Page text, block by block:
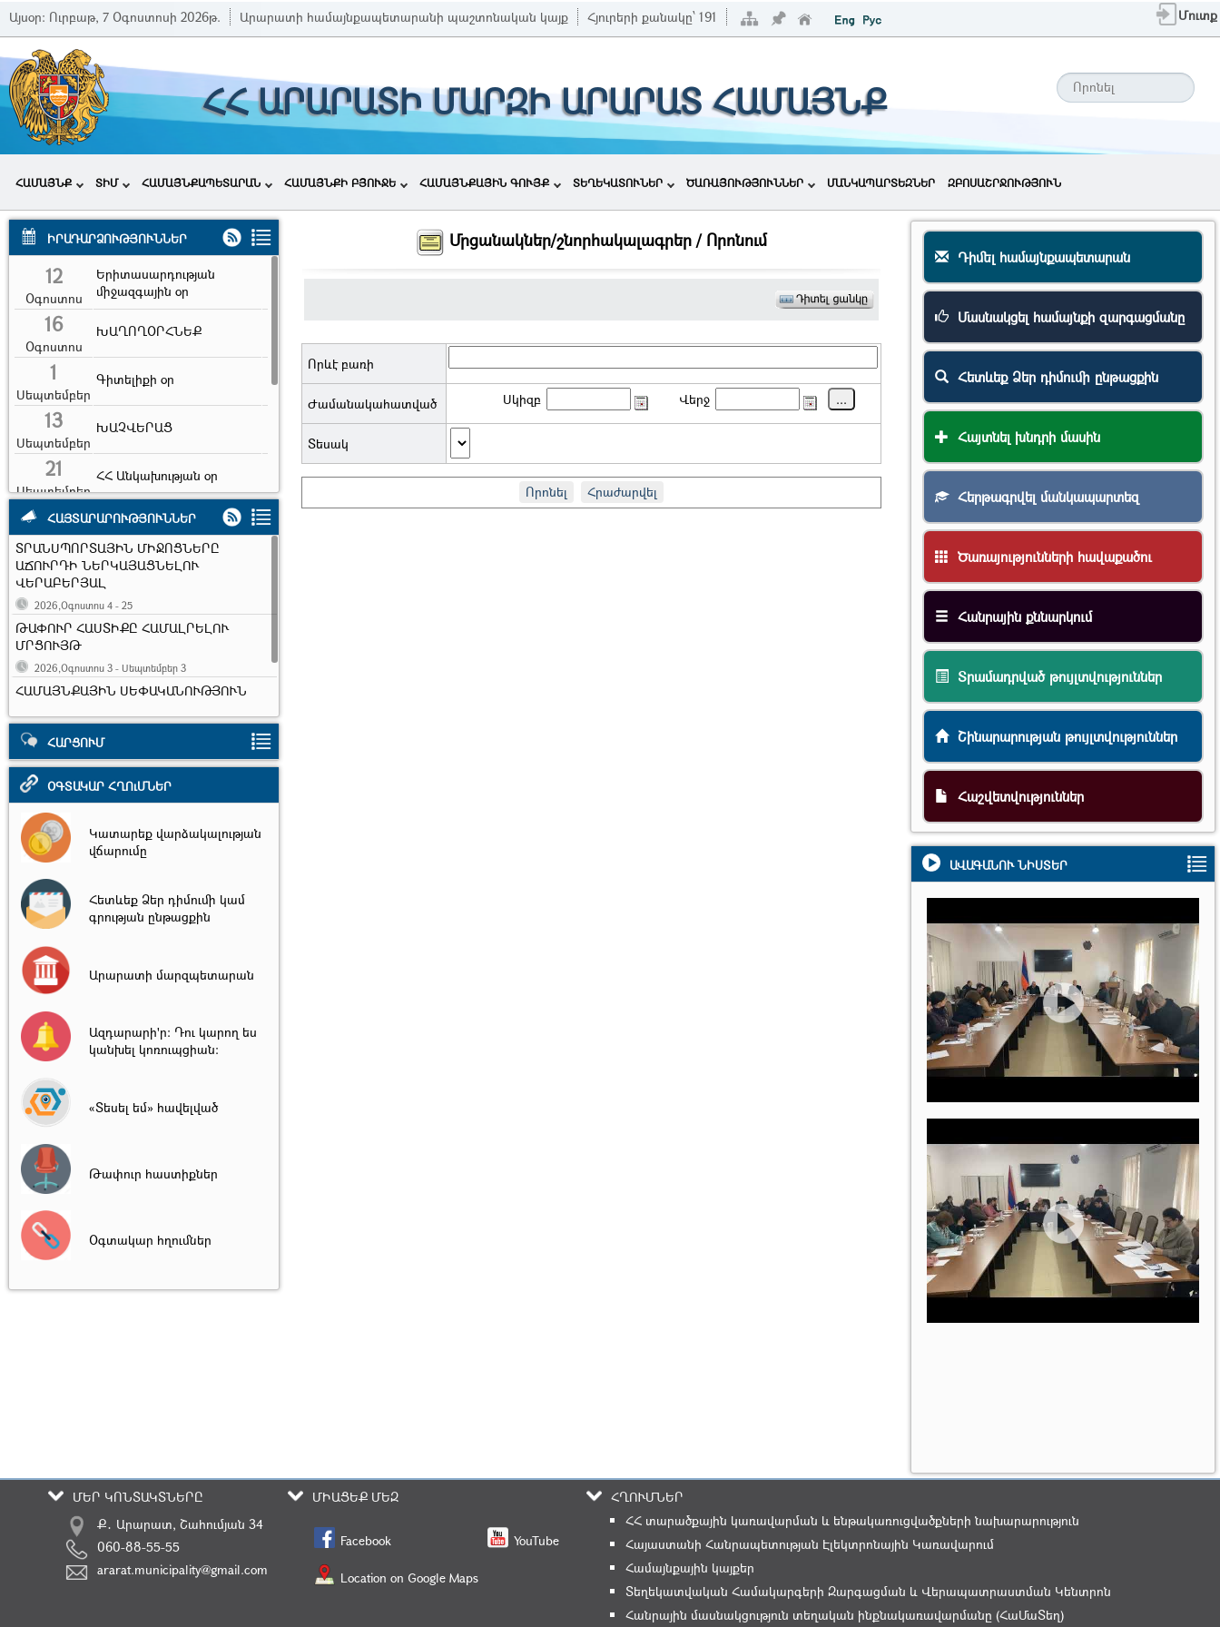
Այսօր: Ուրբաթ, 7 Օգոստոսի 2026թ. Արարատի համայնքապետարանի պաշտոնական կայք Հյուրերի քանակը՝ 191 Մուտք
ՀՀ ԱՐԱՐԱՏԻ ՄԱՐԶԻ ԱՐԱՐԱՏ ՀԱՄԱՅՆՔ
ՀԱՄԱՅՆՔ ՏԻՄ ՀԱՄԱՅՆՔԱՊԵՏԱՐԱՆ ՀԱՄԱՅՆՔԻ ԲՅՈՒՋԵ ՀԱՄԱՅՆՔԱՅԻՆ ԳՈՒՅՔ ՏԵՂԵԿԱՏՈՒՆԵՐ ԾԱՌԱՅՈՒԹՅՈՒՆՆԵՐ ՄԱՆԿԱՊԱՐՏԵԶՆԵՐ ԶԲՈՍԱՇՐՋՈՒԹՅՈՒՆ
ԻՐԱԴԱՐՁՈՒԹՅՈՒՆՆԵՐ
12
Օգոստոս
Երիտասարդության
միջազգային օր
16
Օգոստոս
ԽԱՂՈՂՕՐՀՆԵՔ
1
Սեպտեմբեր
Գիտելիքի օր
13
Սեպտեմբեր
ԽԱՉՎԵՐԱՑ
21
Սեպտեմբեր
ՀՀ Անկախության օր
5
Հոկտեմբեր
Ուսուցչի օր
22
Հոկտեմբեր
Արարատ քաղաքի
հիմնադրման օր
10
Նոյեմբեր
Տեղական
ինքնակառավարման
17
Նոյեմբեր
Ուսանողների միջազգային
օր
7
Դեկտեմբեր
Երկրաշարժի զոհերի
հիշատակի օր
ՀԱՅՏԱՐԱՐՈՒԹՅՈՒՆՆԵՐ
ՏՐԱՆՍՊՈՐՏԱՅԻՆ ՄԻՋՈՑՆԵՐԸ
ԱՃՈՒՐԴԻ ՆԵՐԿԱՅԱՑՆԵԼՈՒ
ՎԵՐԱԲԵՐՅԱԼ
2026,Օգոստոս 4 - 25
ԹԱՓՈՒՐ ՀԱՍՏԻՔԸ ՀԱՄԱԼՐԵԼՈՒ
ՄՐՑՈՒՅԹ
2026,Օգոստոս 3 - Սեպտեմբեր 3
ՀԱՄԱՅՆՔԱՅԻՆ ՍԵՓԱԿԱՆՈՒԹՅՈՒՆ
ԱՃՈՒՐԴԻ ՆԵՐԿԱՅԱՑՆԵԼՈՒ
ՎԵՐԱԲԵՐՅԱԼ
2026,Հուլիս 2 - Օգոստոս 25
ՀԱՐՑՈՒՄ
ՕԳՏԱԿԱՐ ՀՂՈւՄՆԵՐ
Կատարեք վարձակալության
վճարումը
Հետևեք Ձեր դիմումի կամ
գրության ընթացքին
Արարատի մարզպետարան
Ազդարարի'ր: Դու կարող ես
կանխել կոռուպցիան:
«Տեսել եմ» հավելված
Թափուր հաստիքներ
Օգտակար հղումներ
Մրցանակներ/շնորհակալագրեր / Որոնում
Որևէ բառի
Ժամանակահատված Սկիզբ Վերջ ...
Տեսակ
Դիմել համայնքապետարան
Մասնակցել համայնքի զարգացմանը
Հետևեք Ձեր դիմումի ընթացքին
Հայտնել խնդրի մասին
Հերթագրվել մանկապարտեզ
Ծառայությունների հավաքածու
Հանրային քննարկում
Տրամադրված թույլտվություններ
Շինարարության թույլտվություններ
Հաշվետվություններ
ԱՎԱԳԱՆՈՒ ՆԻՍՏԵՐ
ՄԵՐ ԿՈՆՏԱԿՏՆԵՐԸ ՄԻԱՑԵՔ ՄԵԶ
ՀՂՈՒՄՆԵՐ
Ք․ Արարատ, Շահումյան 34
060-88-55-55
ararat.municipality@gmail.com
Facebook
Location on Google Maps
YouTube
ՀՀ տարածքային կառավարման և ենթակառուցվածքների նախարարություն
Հայաստանի Հանրապետության Էլեկտրոնային Կառավարում
Համայնքային կայքեր
Տեղեկատվական Համակարգերի Զարգացման և Վերապատրաստման Կենտրոն
Հանրային մասնակցություն տեղական ինքնակառավարմանը (ՀաՄաՏեղ)